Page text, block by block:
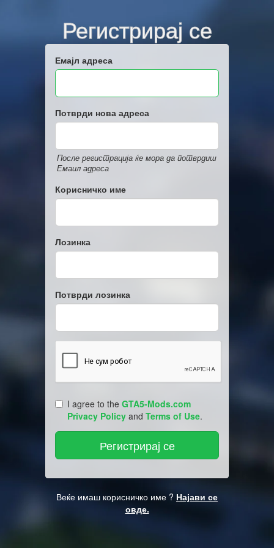
Регистрирај се
Емајл адреса
Потврди нова адреса
После регистрација ќе мора да потврдиш
Емаил адреса
Корисничко име
Лозинка
Потврди лозинка
I agree to the GTA5-Mods.com
Privacy Policy and Terms of Use.
Веќе имаш корисничко име ? Најави се
овде.